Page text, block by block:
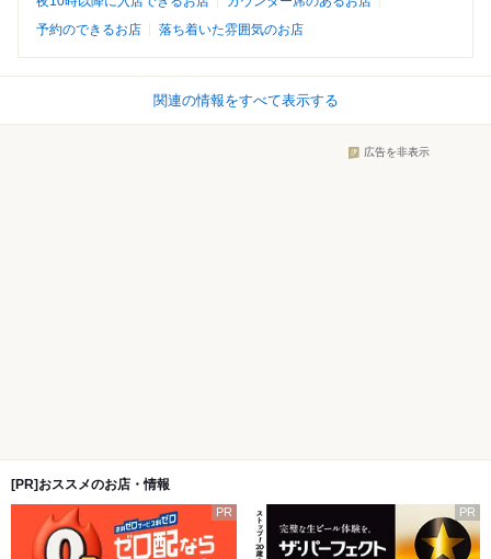
予約のできるお店
落ち着いた雰囲気のお店
関連の情報をすべて表示する
広告を非表示
[PR]おススメのお店・情報
PR PR